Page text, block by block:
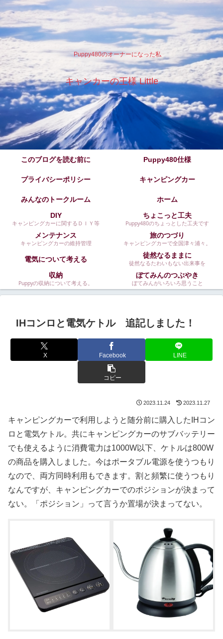
Puppy480のオーナーになった私
キャンカーの王様 Little
このブログを読む前に Puppy480仕様
プライバシーポリシー キャンピングカー
みんなのトークルーム
ホーム
DIY
キャンピングカーに関するＤＩＹ等
ちょこっと工夫
Puppy480のちょっとした工夫です
メンテナンス
キャンピングカーの維持管理
旅のつづり
キャンピングカーで全国津々浦々。
電気について考える 徒然なるままに
徒然なるたわいもない出来事を
収納
Puppyの収納について考える。
ぼてみんのつぶやき
ぼてみんがいろいろ思うこと
IHコンロと電気ケトル 追記しました！
X Facebook LINE
コピー
2023.11.24 2023.11.27
キャンピングカーで利用しようと随分前に購入したIHコン
ロと電気ケトル。共にキャンピングカーのサブバッテリー
でも使えるように消費電力は1000W以下、ケトルは800W
の商品を購入しました。今はポータブル電源を使うつもり
なので、両方同時利用もできます。割と頻繁に使うつもり
なんですが、キャンピングカーでのポジションが決まって
ない。「ポジション」って言うか置場が決まってない。